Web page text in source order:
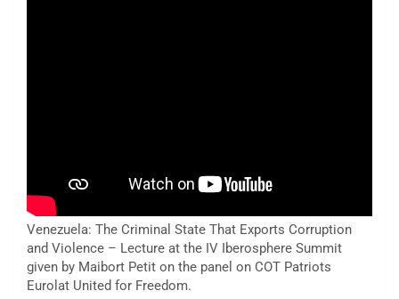
Venezuela: The Criminal State That Exports Corruption
and Violence – Lecture at the IV Iberosphere Summit
given by Maibort Petit on the panel on COT Patriots
Eurolat United for Freedom.